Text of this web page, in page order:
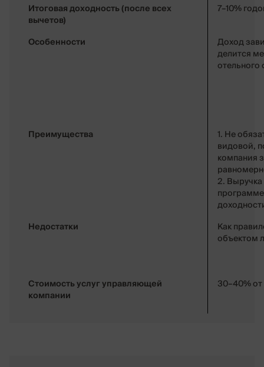
Итоговая доходность (после всех
вычетов)
7–10%
Особенности
Доход
делится
Преимущества
1. Не
видовой,
компания
2.
Недостатки
Как
объектом
Стоимость услуг управляющей
компании
30–40%